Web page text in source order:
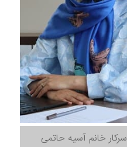
سرکار خانم آسیه حاتمی